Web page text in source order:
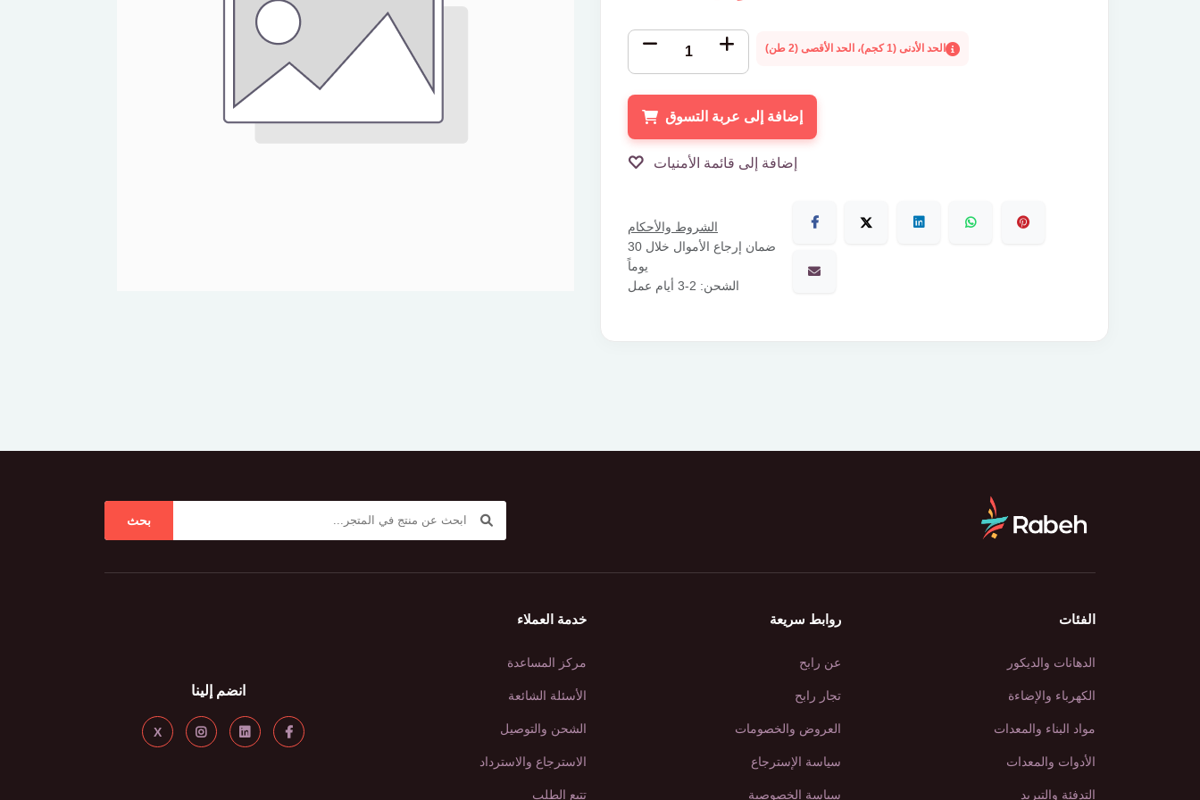
الحد الأدنى (1 كجم)، الحد الأقصى (2 طن)
إضافة إلى عربة التسوق
إضافة إلى قائمة الأمنيات
الشروط والأحكام
ضمان إرجاع الأموال خلال 30
يوماً
الشحن: 2-3 أيام عمل
بحث
الفئات
الدهانات والديكور
الكهرباء والإضاءة
مواد البناء والمعدات
الأدوات والمعدات
التدفئة والتبريد
روابط سريعة
عن رابح
تجار رابح
العروض والخصومات
سياسة الإسترجاع
سياسة الخصوصية
خدمة العملاء
مركز المساعدة
الأسئلة الشائعة
الشحن والتوصيل
الاسترجاع والاسترداد
تتبع الطلب
انضم إلينا
X